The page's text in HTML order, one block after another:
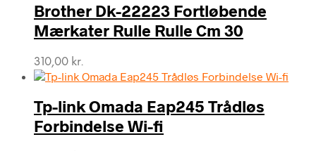
Brother Dk-22223 Fortløbende
Mærkater Rulle Rulle Cm 30
310,00 kr.
Tp-link Omada Eap245 Trådløs
Forbindelse Wi-fi